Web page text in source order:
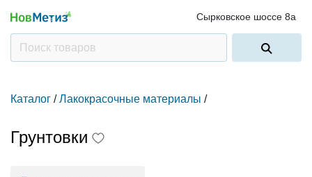
Сырковское шоссе 8а
Каталог / Лакокрасочные материалы /
Грунтовки